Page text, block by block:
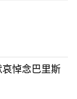
悼念巴里斯